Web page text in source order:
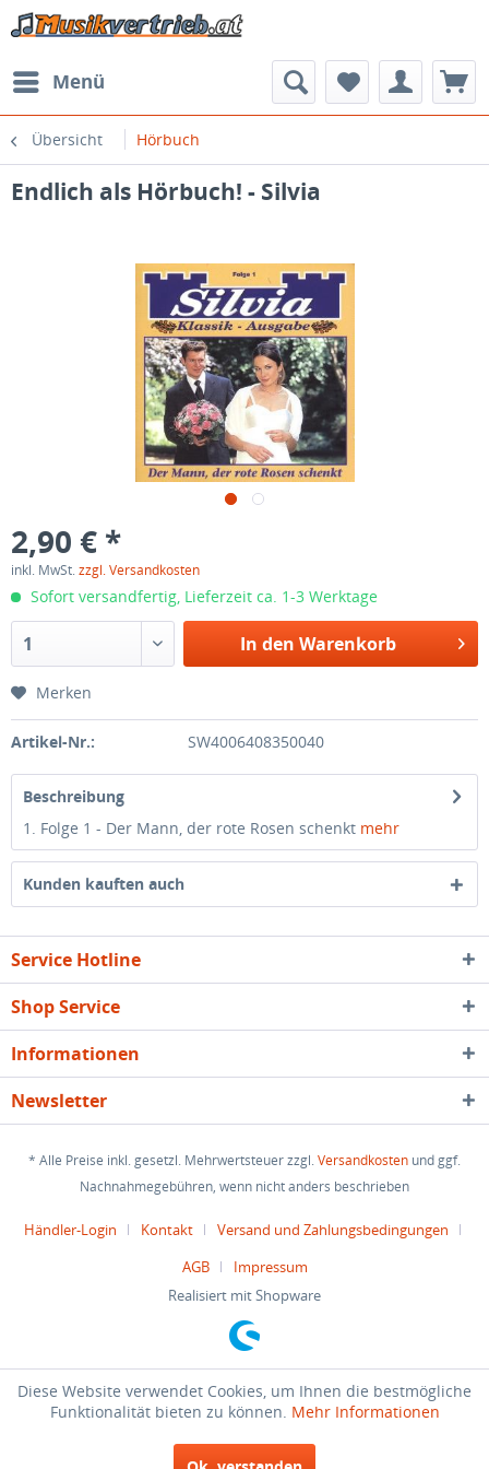
Menü
Übersicht Hörbuch
Endlich als Hörbuch! - Silvia
2,90 € *
inkl. MwSt.zzgl. Versandkosten
Sofort versandfertig, Lieferzeit ca. 1-3 Werktage
In den Warenkorb
Merken
Artikel-Nr.: SW4006408350040
Beschreibung
1. Folge 1 - Der Mann, der rote Rosen schenkt mehr
Kunden kauften auch
Service Hotline
Shop Service
Informationen
Newsletter
* Alle Preise inkl. gesetzl. Mehrwertsteuer zzgl.Versandkosten und ggf.
Nachnahmegebühren, wenn nicht anders beschrieben
Händler-Login Kontakt
Versand und Zahlungsbedingungen
AGB
Impressum
Realisiert mit Shopware
Diese Website verwendet Cookies, um Ihnen die bestmögliche
Funktionalität bieten zu können. Mehr Informationen